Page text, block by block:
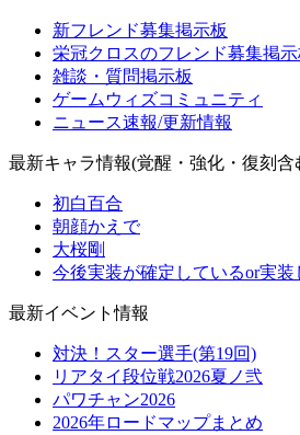
新フレンド募集掲示板
栄冠クロスのフレンド募集掲示
雑談・質問掲示板
ゲームウィズコミュニティ
ニュース速報/更新情報
最新キャラ情報(覚醒・強化・復刻含
初白百合
朝顔かえで
大桜剛
今後実装が確定しているor実
最新イベント情報
対決！スター選手(第19回)
リアタイ段位戦2026夏ノ弐
パワチャン2026
2026年ロードマップまとめ